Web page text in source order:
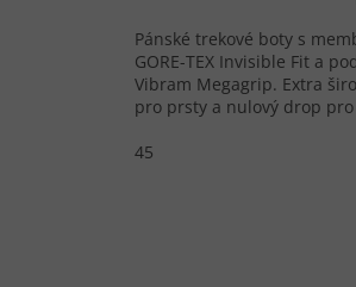
Pánské trekové boty s
GORE-TEX Invisible Fit a
Vibram Megagrip. Extra
pro prsty a nulový drop
45